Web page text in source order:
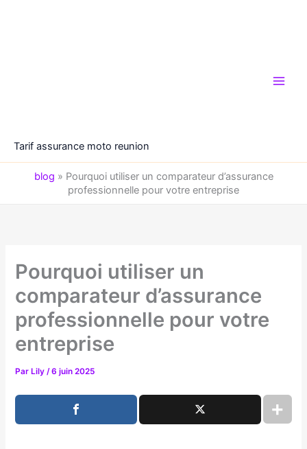
Tarif assurance moto reunion
blog » Pourquoi utiliser un comparateur d’assurance
professionnelle pour votre entreprise
Pourquoi utiliser un
comparateur d’assurance
professionnelle pour votre
entreprise
Par Lily/6 juin 2025